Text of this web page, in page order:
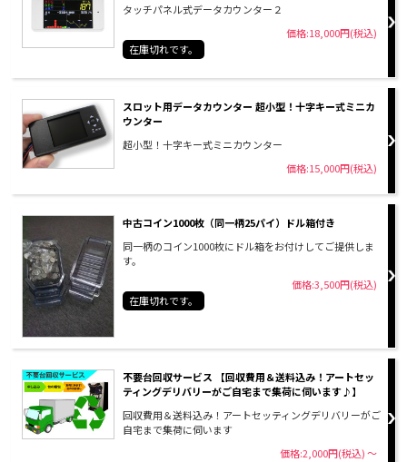
タッチパネル式データカウンター２
価格:18,000円(税込)
在庫切れです。
スロット用データカウンター 超小型！十字キー式ミニカ
ウンター
超小型！十字キー式ミニカウンター
価格:15,000円(税込)
中古コイン1000枚（同一柄25パイ）ドル箱付き
同一柄のコイン1000枚にドル箱をお付けしてご提供しま
す。
価格:3,500円(税込)
在庫切れです。
不要台回収サービス 【回収費用＆送料込み！アートセッ
ティングデリバリーがご自宅まで集荷に伺います♪】
回収費用＆送料込み！アートセッティングデリバリーがご
自宅まで集荷に伺います
価格:2,000円(税込)～